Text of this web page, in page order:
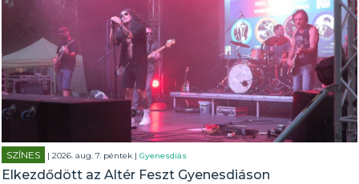
SZÍNES | 2026. aug. 7. péntek |Gyenesdiás
Elkezdődött az Altér Feszt Gyenesdiáson